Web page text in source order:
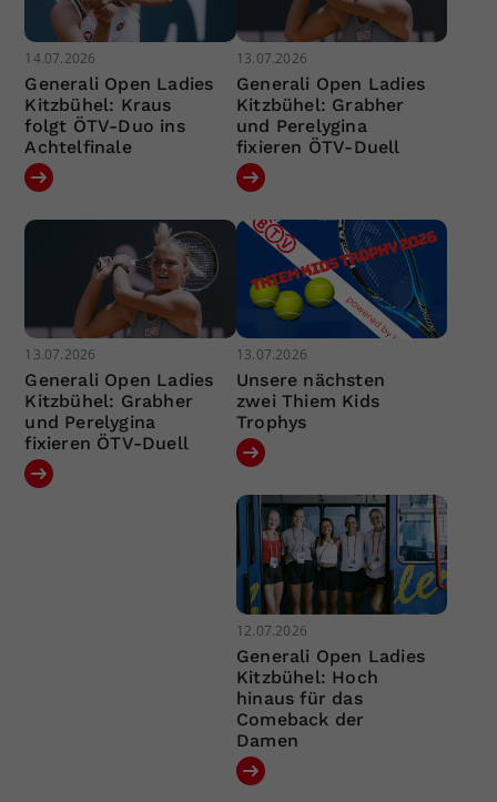
14.07.2026
Generali Open Ladies
Kitzbühel: Kraus
folgt ÖTV-Duo ins
Achtelfinale
13.07.2026
Generali Open Ladies
Kitzbühel: Grabher
und Perelygina
fixieren ÖTV-Duell
13.07.2026
Generali Open Ladies
Kitzbühel: Grabher
und Perelygina
fixieren ÖTV-Duell
13.07.2026
Unsere nächsten
zwei Thiem Kids
Trophys
12.07.2026
Generali Open Ladies
Kitzbühel: Hoch
hinaus für das
Comeback der
Damen